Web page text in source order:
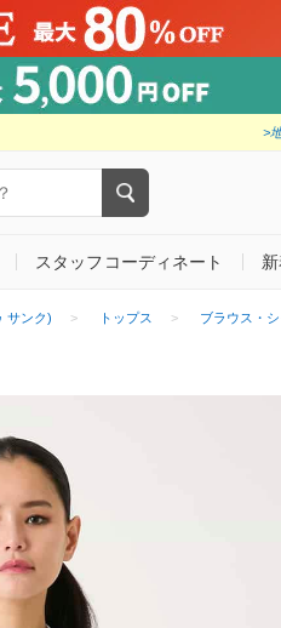
>
スタッフコーディネート
サンク) トップス ブラウス・